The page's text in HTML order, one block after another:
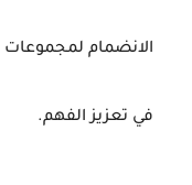
الانضمام لمجموعات
في تعزيزالفهم.